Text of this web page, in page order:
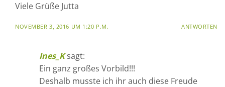
Viele Grüße Jutta
NOVEMBER 3, 2016 UM 1:20 P.M. ANTWORTEN
Ines_K sagt:
Ein ganz großes Vorbild!!!
Deshalb musste ich ihr auch diese Freude